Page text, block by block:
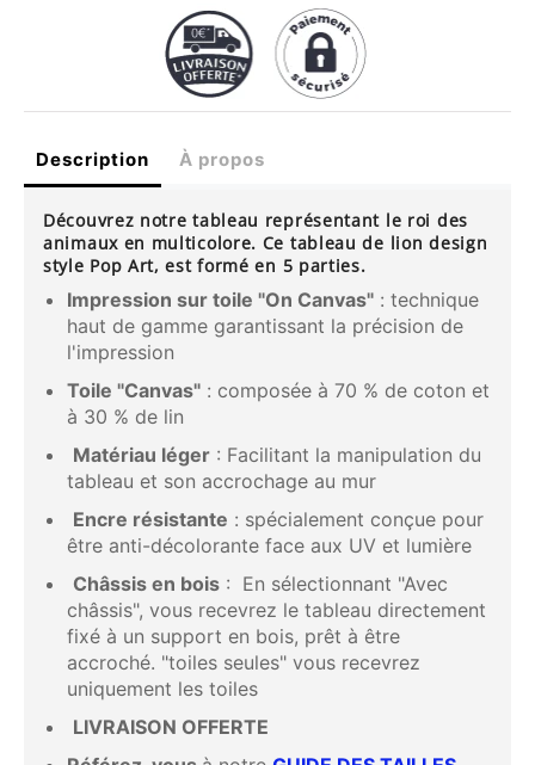
Description À propos
Découvrez notre tableau représentant le roi des
animaux en multicolore. Ce tableau de lion design
style Pop Art, est formé en 5 parties.
Impression sur toile "On Canvas" : technique
haut de gamme garantissant la précision de
l'impression
Toile "Canvas" : composée à 70 % de coton et
à 30 % de lin
Matériau léger : Facilitant la manipulation du
tableau et son accrochage au mur
Encre résistante : spécialement conçue pour
être anti-décolorante face aux UV et lumière
Châssis en bois : En sélectionnant "Avec
châssis", vous recevrez le tableau directement
fixé à un support en bois, prêt à être
accroché. "toiles seules" vous recevrez
uniquement les toiles
LIVRAISON OFFERTE